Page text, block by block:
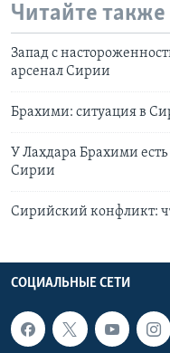
Читайте также
Запад с
арсенал Сирии
Брахими: ситуация в
У Лахдара Брахими
Сирии
Сирийский конфликт:
СОЦИАЛЬНЫЕ СЕТИ